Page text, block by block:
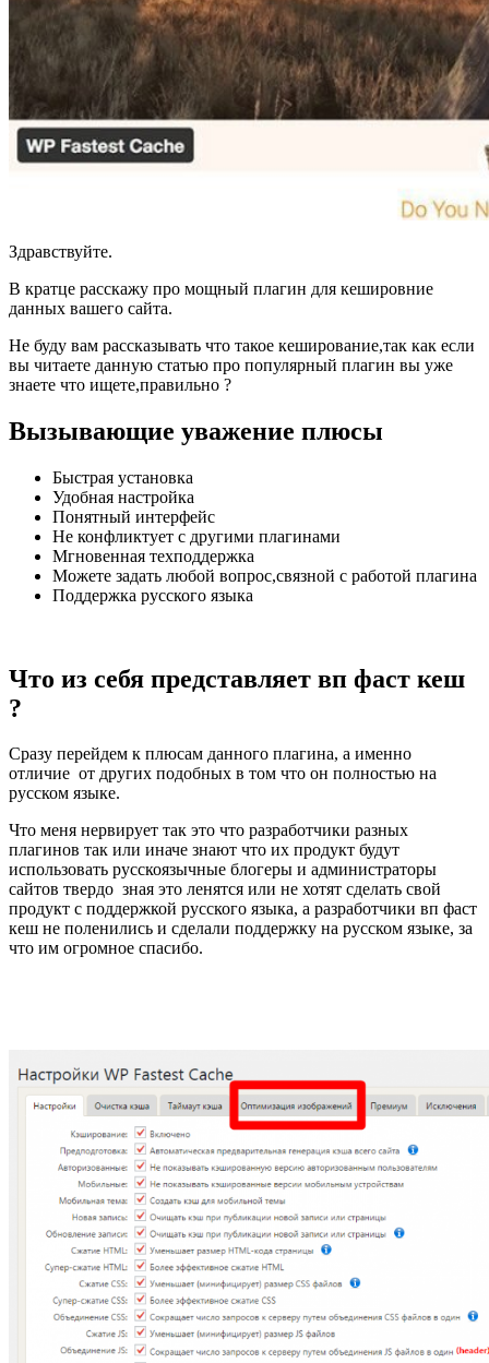
Здравствуйте.
В кратце расскажу про мощный плагин для кешировние
данных вашего сайта.
Не буду вам рассказывать что такое кеширование,так как если
вы читаете данную статью про популярный плагин вы уже
знаете что ищете,правильно ?
Вызывающие уважение плюсы
Быстрая установка
Удобная настройка
Понятный интерфейс
Не конфликтует с другими плагинами
Мгновенная техподдержка
Можете задать любой вопрос,связной с работой плагина
Поддержка русского языка
Что из себя представляет вп фаст кеш
?
Сразу перейдем к плюсам данного плагина, а именно
отличие от других подобных в том что он полностью на
русском языке.
Что меня нервирует так это что разработчики разных
плагинов так или иначе знают что их продукт будут
использовать русскоязычные блогеры и администраторы
сайтов твердо зная это ленятся или не хотят сделать свой
продукт с поддержкой русского языка, а разработчики вп фаст
кеш не поленились и сделали поддержку на русском языке, за
что им огромное спасибо.